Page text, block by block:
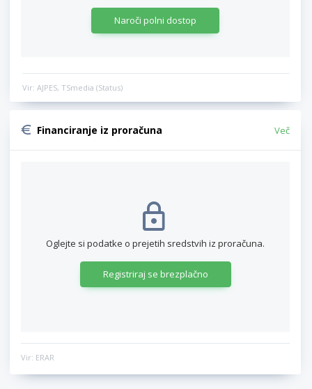
Naroči polni dostop
Vir: AJPES, TSmedia (Status)
Financiranje iz proračuna Več
Oglejte si podatke o prejetih sredstvih iz proračuna.
Registriraj se brezplačno
Vir: ERAR